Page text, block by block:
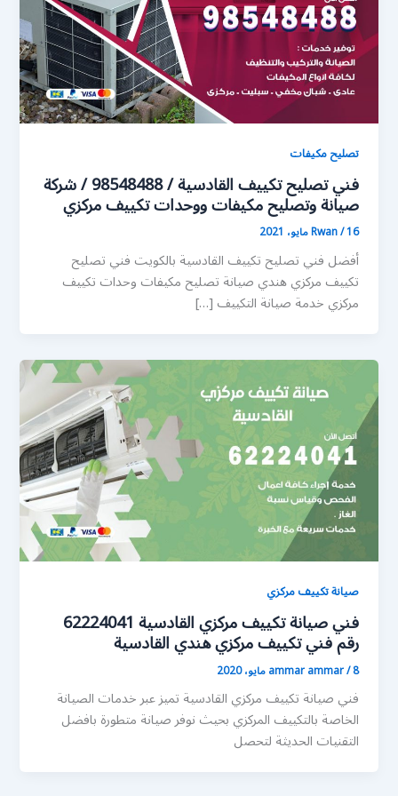
تصليح مكيفات
فني تصليح تكييف القادسية / 98548488 / شركة
صيانة وتصليح مكيفات ووحدات تكييف مركزي
Rwan/16 مايو، 2021
أفضل فني تصليح تكييف القادسية بالكويت فني تصليح
تكييف مركزي هندي صيانة تصليح مكيفات وحدات تكييف
مركزي خدمة صيانة التكييف […]
صيانة تكييف مركزي
فني صيانة تكييف مركزي القادسية 62224041
رقم فني تكييف مركزي هندي القادسية
ammar ammar/8 مايو، 2020
فني صيانة تكييف مركزي القادسية تميز عبر خدمات الصيانة
الخاصة بالتكييف المركزي بحيث نوفر صيانة متطورة بافضل
التقنيات الحديثة لتحصل